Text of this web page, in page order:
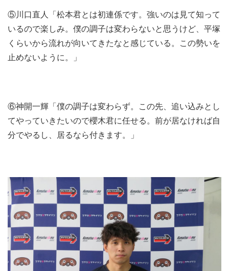
⑤川口直人「松本君とは初連係です。強いのは見て知って
いるので楽しみ。僕の調子は変わらないと思うけど、平塚
くらいから流れが向いてきたなと感じている。この勢いを
止めないように。」
⑥神開一輝「僕の調子は変わらず。この先、追い込みとし
てやっていきたいので櫻木君に任せる。前が居なければ自
分でやるし、居るなら付きます。」